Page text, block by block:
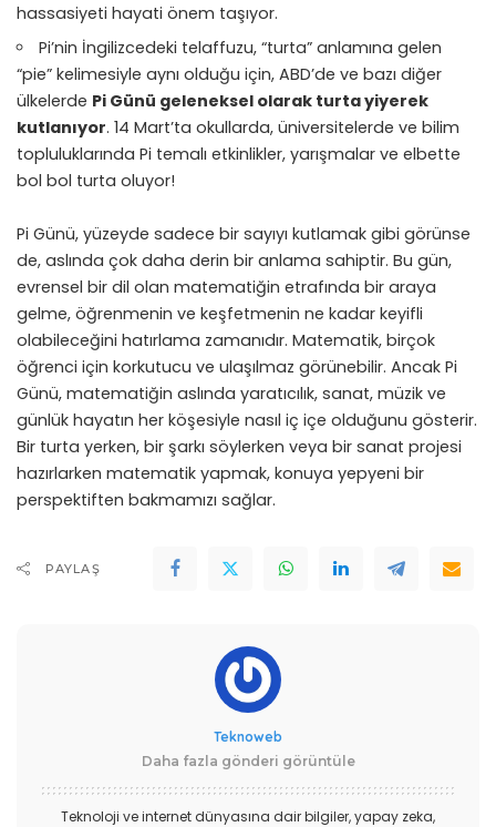
hassasiyeti hayati önem taşıyor.
Pi’nin İngilizcedeki telaffuzu, “turta” anlamına gelen
“pie” kelimesiyle aynı olduğu için, ABD’de ve bazı diğer
ülkelerde Pi Günü geleneksel olarak turta yiyerek
kutlanıyor. 14 Mart’ta okullarda, üniversitelerde ve bilim
topluluklarında Pi temalı etkinlikler, yarışmalar ve elbette
bol bol turta oluyor!
Pi Günü, yüzeyde sadece bir sayıyı kutlamak gibi görünse
de, aslında çok daha derin bir anlama sahiptir. Bu gün,
evrensel bir dil olan matematiğin etrafında bir araya
gelme, öğrenmenin ve keşfetmenin ne kadar keyifli
olabileceğini hatırlama zamanıdır. Matematik, birçok
öğrenci için korkutucu ve ulaşılmaz görünebilir. Ancak Pi
Günü, matematiğin aslında yaratıcılık, sanat, müzik ve
günlük hayatın her köşesiyle nasıl iç içe olduğunu gösterir.
Bir turta yerken, bir şarkı söylerken veya bir sanat projesi
hazırlarken matematik yapmak, konuya yepyeni bir
perspektiften bakmamızı sağlar.
PAYLAŞ
Teknoweb
Daha fazla gönderi görüntüle
Teknoloji ve internet dünyasına dair bilgiler, yapay zeka,